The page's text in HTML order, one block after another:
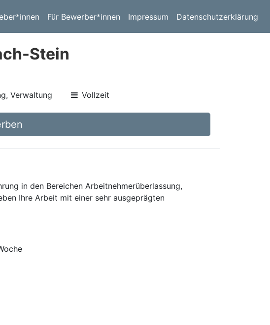
Für Bewerber*innen Impressum Datenschutzerklärung
Stein
Verwaltung Vollzeit
in den Bereichen Arbeitnehmerüberlassung,
Ihre Arbeit mit einer sehr ausgeprägten